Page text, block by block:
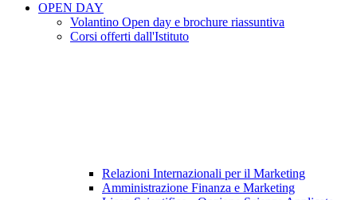
OPEN DAY
Volantino Open day e brochure riassuntiva
Corsi offerti dall'Istituto
Relazioni Internazionali per il Marketing
Amministrazione Finanza e Marketing